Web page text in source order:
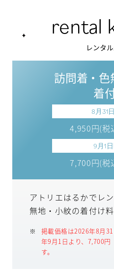
rental
レンタ
訪問着・
着
8月31
4,950円(税
9月1
7,700円(税
アトリエはるかでレ
無地・小紋の着付け
掲載価格は2026年8月
年9月1日より、7,700円
す。